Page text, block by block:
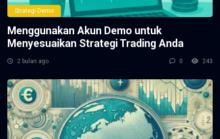
Strategi Demo
Menggunakan Akun Demo untuk
Menyesuaikan Strategi Trading Anda
2 bulan ago 0 243